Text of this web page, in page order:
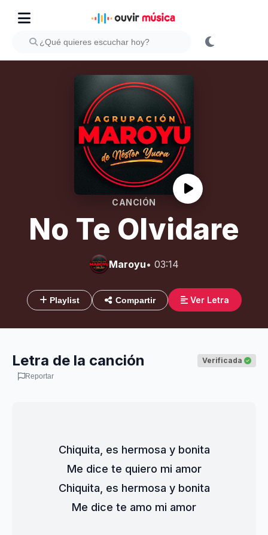
CANCIÓN
No Te Olvidare
Maroyu• 03:14
Playlist Compartir Ver Letra
Letra de la canción Verificada
Reportar
Chiquita, es hermosa y bonita
Me dice te quiero mi amor
Chiquita, es hermosa y bonita
Me dice te amo mi amor